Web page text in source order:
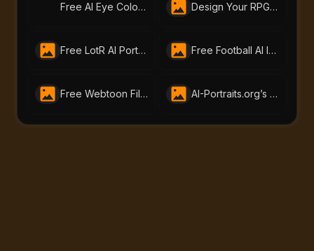
Free AI Eye Color Changer – Change Eye Color Online | AI-Portraits.org Design Your RPG Character with AI-Portraits.org’s Free RPG Maker
Free LotR AI Portrait Generator – Create Your Middle-earth Self Free Football AI Image Generator – Join Your Favorite Football Club Online
Free Webtoon Filter – Turn Your Photos into Webtoon Art Online AI-Portraits.org’s Free Skin Tone Changer Lets You Change Skin Color Instantly